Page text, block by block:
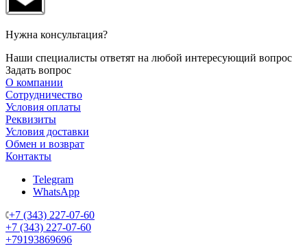
Нужна консультация?
Наши специалисты ответят на любой интересующий вопрос
Задать вопрос
О компании
Сотрудничество
Условия оплаты
Реквизиты
Условия доставки
Обмен и возврат
Контакты
Telegram
WhatsApp
+7 (343) 227-07-60
+7 (343) 227-07-60
+79193869696